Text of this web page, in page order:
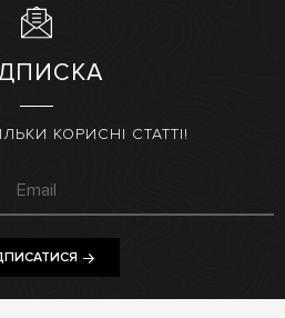
КОРИСНІ СТАТТІ!